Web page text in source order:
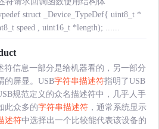
struct _Device_TypeDef{ uint8_t *
speed , uint16_t *length); ......
符信息一部分是给机器看的，另一部分
的屏显。USB字符串描述符指明了USB
规范定义的众名描述符中，几乎人手
此众多的字符串描述符 ，通常系统显示
述符中选择出一个比较能代表该设备的